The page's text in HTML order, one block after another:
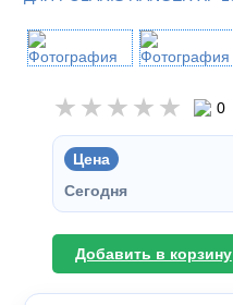
0
Цена
Сегодня
Добавить в корзину